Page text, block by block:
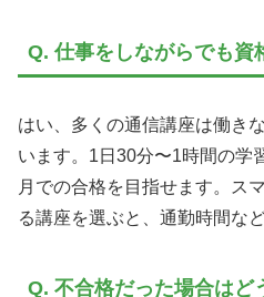
Q. 仕事をしながらでも資
はい、多くの通信講座は働き
います。1日30分〜1時間の学
月での合格を目指せます。ス
る講座を選ぶと、通勤時間な
Q. 不合格だった場合はど